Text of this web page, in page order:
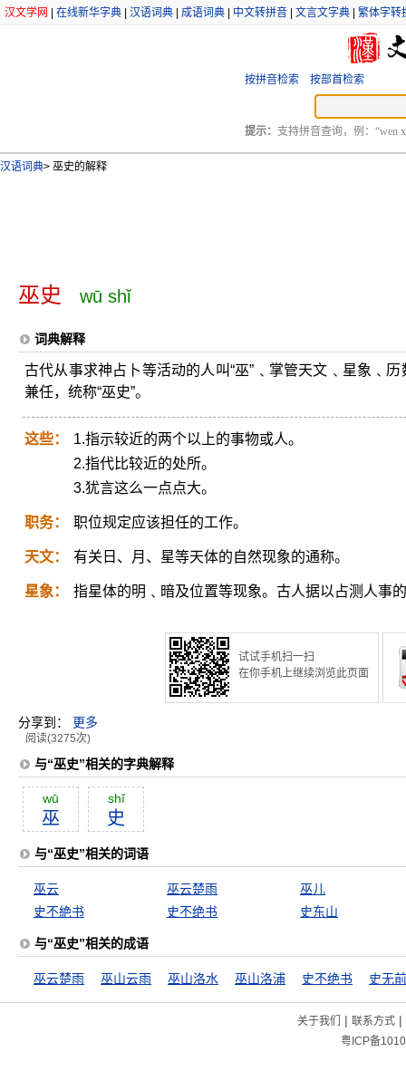
汉文学网 在线新华字典 汉语词典 成语词典 中文转拼音 文言文字典 繁体字转
按拼音检索 按部首检索
提示： 支持拼音查询，例：“wen
汉语词典> 巫史的解释
巫史 wū shǐ
词典解释
古代从事求神占卜等活动的人叫“巫”﹑掌管天文﹑星象﹑
兼任，统称“巫史”。
这些：
1.指示较近的两个以上的事物或人。
2.指代比较近的处所。
3.犹言这么一点点大。
职务： 职位规定应该担任的工作。
天文： 有关日、月、星等天体的自然现象的通称。
星象： 指星体的明﹑暗及位置等现象。古人据以占测人事
试试手机扫一扫
在你手机上继续浏览此页面
分享到： 更多
阅读(3275次)
与“巫史”相关的字典解释
wū
巫
shĭ
史
与“巫史”相关的词语
巫云 巫云楚雨
巫儿
史不絶书
史不绝书 史东山
与“巫史”相关的成语
巫云楚雨 巫山云雨 巫山洛水 巫山洛浦 史不绝书 史无
关于我们 | 联系方式|
粤ICP备